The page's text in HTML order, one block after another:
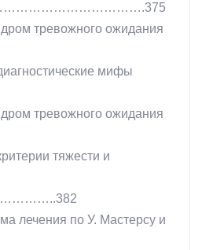
тревожного ожидания
мифы
тревожного ожидания
тяжести и
лечения по У. Мастерсу и